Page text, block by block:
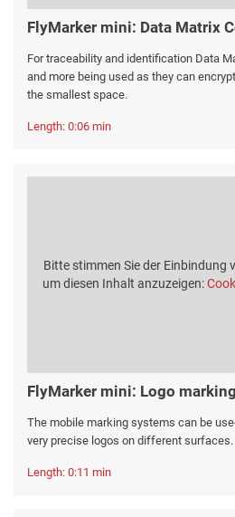
FlyMarker mini: Data Matrix
For traceability and identification Data
and more being used as they can
the smallest space.
Length: 0:06 min
Bitte stimmen Sie der Einbindung
um diesen Inhalt anzuzeigen:
FlyMarker mini: Logo marking
The mobile marking systems can be
very precise logos on different surfaces.
Length: 0:11 min